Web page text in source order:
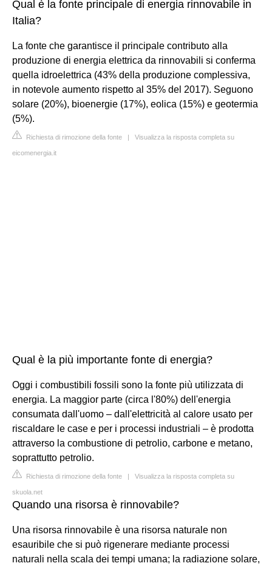
Qual è la fonte principale di energia rinnovabile in
Italia?
La fonte che garantisce il principale contributo alla
produzione di energia elettrica da rinnovabili si conferma
quella idroelettrica (43% della produzione complessiva,
in notevole aumento rispetto al 35% del 2017). Seguono
solare (20%), bioenergie (17%), eolica (15%) e geotermia
(5%).
Richiesta di rimozione della fonte | Visualizza la risposta completa su
eicomenergia.it
Qual è la più importante fonte di energia?
Oggi i combustibili fossili sono la fonte più utilizzata di
energia. La maggior parte (circa l'80%) dell'energia
consumata dall'uomo – dall'elettricità al calore usato per
riscaldare le case e per i processi industriali – è prodotta
attraverso la combustione di petrolio, carbone e metano,
soprattutto petrolio.
Richiesta di rimozione della fonte | Visualizza la risposta completa su
skuola.net
Quando una risorsa è rinnovabile?
Una risorsa rinnovabile è una risorsa naturale non
esauribile che si può rigenerare mediante processi
naturali nella scala dei tempi umana; la radiazione solare,